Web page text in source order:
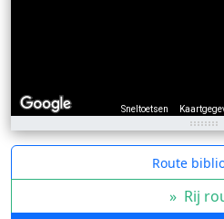
Sneltoetsen
Route
» Rij